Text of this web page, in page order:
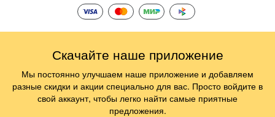
Скачайте наше приложение
Мы постоянно улучшаем наше приложение и добавляем
разные скидки и акции специально для вас. Просто войдите в
свой аккаунт, чтобы легко найти самые приятные
предложения.